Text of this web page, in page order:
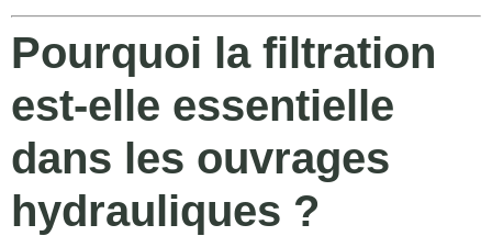
Pourquoi la filtration
est-elle essentielle
dans les ouvrages
hydrauliques ?